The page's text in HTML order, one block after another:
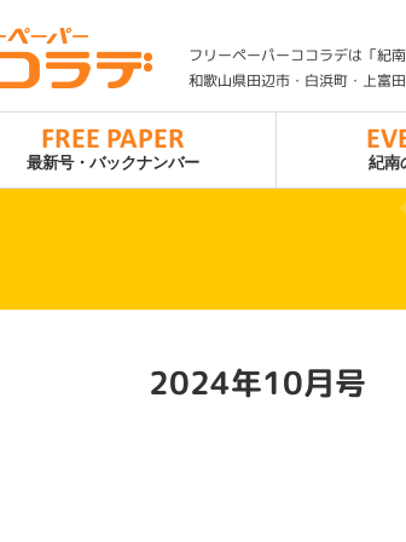
フリーペーパーココラデは「紀
和歌山県田辺市・白浜町・上富
FREE PAPER
最新号・バックナンバー 紀南
2024年10月号